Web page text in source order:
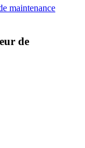
maintenance
de